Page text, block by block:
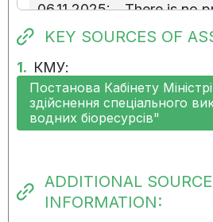
06.11.2025:
There is no
measure
06.08.2025: There is no
measure
measure
KEY SOURCES OF
1. КМУ:
Постанова Кабінету
здійснення спеціального
водних біоресурсів"
ADDITIONAL
INFORMATION: